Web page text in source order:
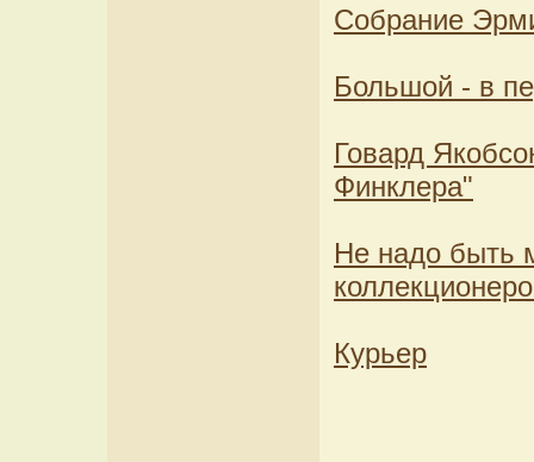
Собрание
Большой - в
Говард
Финклера"
Не надо быть
Курьер